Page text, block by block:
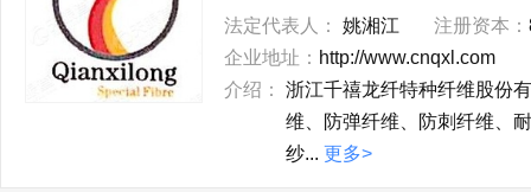
法定代表人： 姚湘江 注册资本：
企业地址： http://www.cnqxl.com
介绍： 浙江千禧龙纤特种纤维股份
维、防弹纤维、防刺纤维、
纱... 更多>